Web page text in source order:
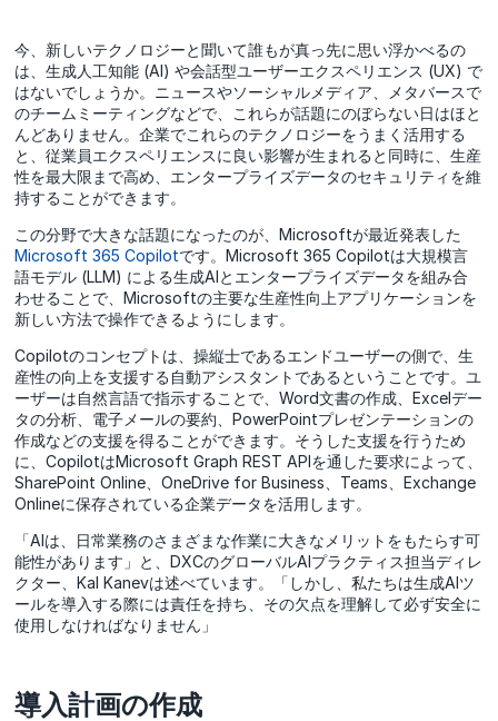
今、新しいテクノロジーと聞いて誰もが真っ先に思い浮かべるの
は、生成人工知能 (AI) や会話型ユーザーエクスペリエンス (UX) で
はないでしょうか。ニュースやソーシャルメディア、メタバースで
のチームミーティングなどで、これらが話題にのぼらない日はほと
んどありません。企業でこれらのテクノロジーをうまく活用する
と、従業員エクスペリエンスに良い影響が生まれると同時に、生産
性を最大限まで高め、エンタープライズデータのセキュリティを維
持することができます。
この分野で大きな話題になったのが、Microsoftが最近発表した
Microsoft 365 Copilotです。Microsoft 365 Copilotは大規模言
語モデル (LLM) による生成AIとエンタープライズデータを組み合
わせることで、Microsoftの主要な生産性向上アプリケーションを
新しい方法で操作できるようにします。
Copilotのコンセプトは、操縦士であるエンドユーザーの側で、生
産性の向上を支援する自動アシスタントであるということです。ユ
ーザーは自然言語で指示することで、Word文書の作成、Excelデー
タの分析、電子メールの要約、PowerPointプレゼンテーションの
作成などの支援を得ることができます。そうした支援を行うため
に、CopilotはMicrosoft Graph REST APIを通した要求によって、
SharePoint Online、OneDrive for Business、Teams、Exchange
Onlineに保存されている企業データを活用します。
「AIは、日常業務のさまざまな作業に大きなメリットをもたらす可
能性があります」と、DXCのグローバルAIプラクティス担当ディレ
クター、Kal Kanevは述べています。「しかし、私たちは生成AIツ
ールを導入する際には責任を持ち、その欠点を理解して必ず安全に
使用しなければなりません」
導入計画の作成